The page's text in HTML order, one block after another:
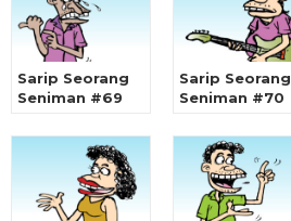
Sarip Seorang
Seniman #69
Sarip Seorang
Seniman #70